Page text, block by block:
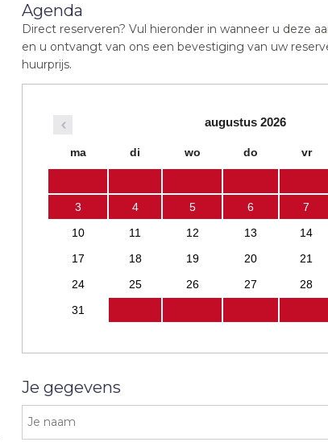
Agenda
Direct reserveren? Vul hieronder in wanneer u deze
en u ontvangt van ons een bevestiging van uw
huurprijs.
augustus 2026
ma di wo do vr
3
4 5 6 7
10
11 12 13 14
17
18 19 20 21
24
25 26 27 28
31
Je gegevens